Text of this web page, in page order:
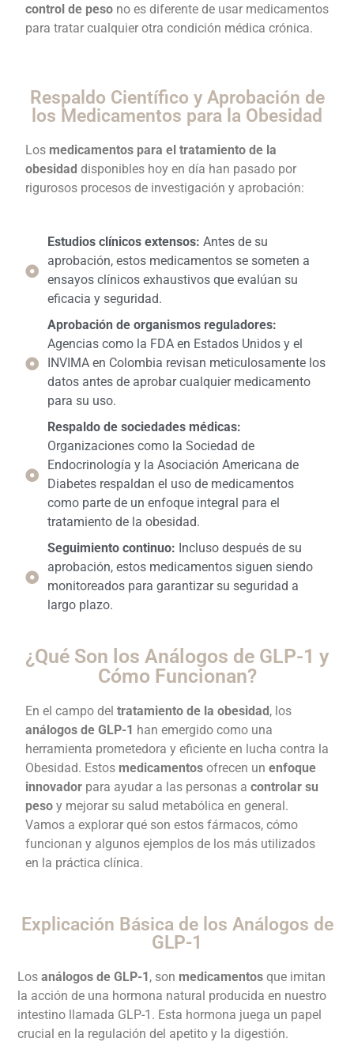
control de peso no es diferente de usar medicamentos
para tratar cualquier otra condición médica crónica.
Respaldo Científico y Aprobación de
los Medicamentos para la Obesidad
Los medicamentos para el tratamiento de la
obesidad disponibles hoy en día han pasado por
rigurosos procesos de investigación y aprobación:
Estudios clínicos extensos: Antes de su
aprobación, estos medicamentos se someten a
ensayos clínicos exhaustivos que evalúan su
eficacia y seguridad.
Aprobación de organismos reguladores:
Agencias como la FDA en Estados Unidos y el
INVIMA en Colombia revisan meticulosamente los
datos antes de aprobar cualquier medicamento
para su uso.
Respaldo de sociedades médicas:
Organizaciones como la Sociedad de
Endocrinología y la Asociación Americana de
Diabetes respaldan el uso de medicamentos
como parte de un enfoque integral para el
tratamiento de la obesidad.
Seguimiento continuo: Incluso después de su
aprobación, estos medicamentos siguen siendo
monitoreados para garantizar su seguridad a
largo plazo.
¿Qué Son los Análogos de GLP-1 y
Cómo Funcionan?
En el campo del tratamiento de la obesidad, los
análogos de GLP-1 han emergido como una
herramienta prometedora y eficiente en lucha contra la
Obesidad. Estos medicamentos ofrecen un enfoque
innovador para ayudar a las personas a controlar su
peso y mejorar su salud metabólica en general.
Vamos a explorar qué son estos fármacos, cómo
funcionan y algunos ejemplos de los más utilizados
en la práctica clínica.
Explicación Básica de los Análogos de
GLP-1
Los análogos de GLP-1, son medicamentos que imitan
la acción de una hormona natural producida en nuestro
intestino llamada GLP-1. Esta hormona juega un papel
crucial en la regulación del apetito y la digestión.